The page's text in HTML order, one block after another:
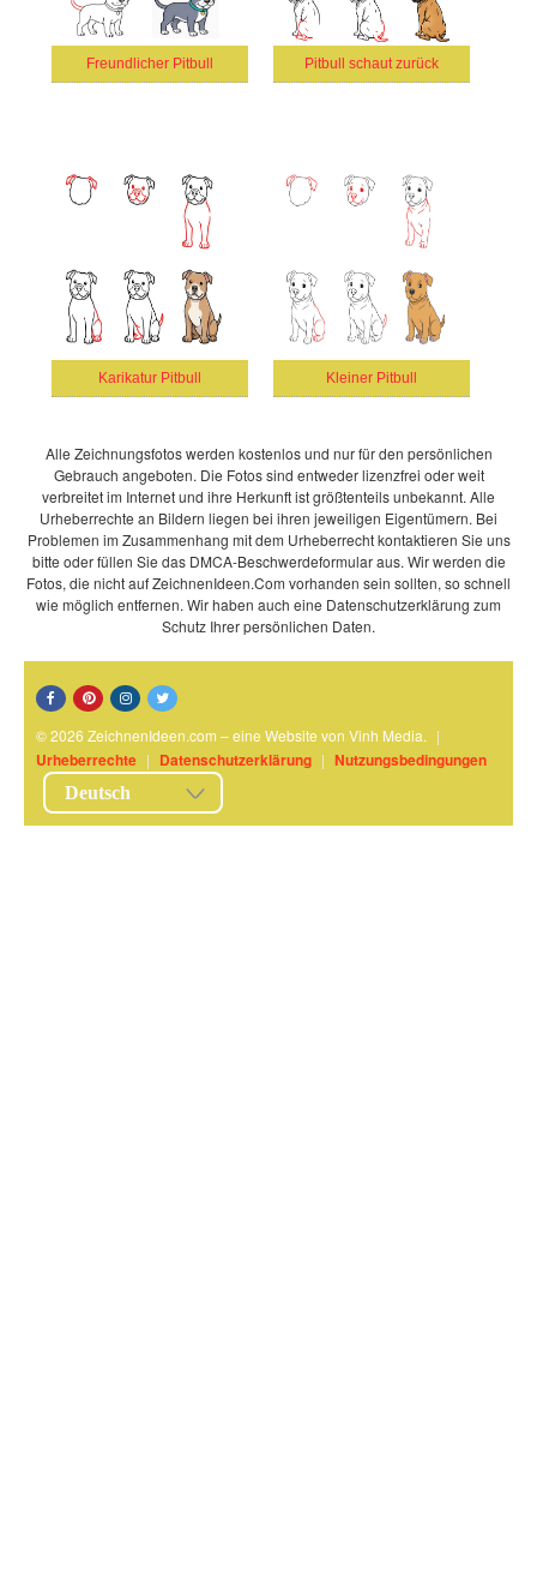
Freundlicher Pitbull Pitbull schaut zurück
Karikatur Pitbull Kleiner Pitbull
Alle Zeichnungsfotos werden kostenlos und nur für den persönlichen
Gebrauch angeboten. Die Fotos sind entweder lizenzfrei oder weit
verbreitet im Internet und ihre Herkunft ist größtenteils unbekannt. Alle
Urheberrechte an Bildern liegen bei ihren jeweiligen Eigentümern. Bei
Problemen im Zusammenhang mit dem Urheberrecht kontaktieren Sie uns
bitte oder füllen Sie das DMCA-Beschwerdeformular aus. Wir werden die
Fotos, die nicht auf ZeichnenIdeen.Com vorhanden sein sollten, so schnell
wie möglich entfernen. Wir haben auch eine Datenschutzerklärung zum
Schutz Ihrer persönlichen Daten.
© 2026 ZeichnenIdeen.com – eine Website von Vinh Media. |
Urheberrechte | Datenschutzerklärung | Nutzungsbedingungen
Deutsch